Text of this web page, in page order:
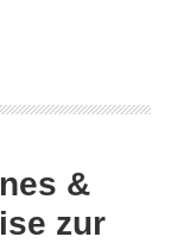
&
zur